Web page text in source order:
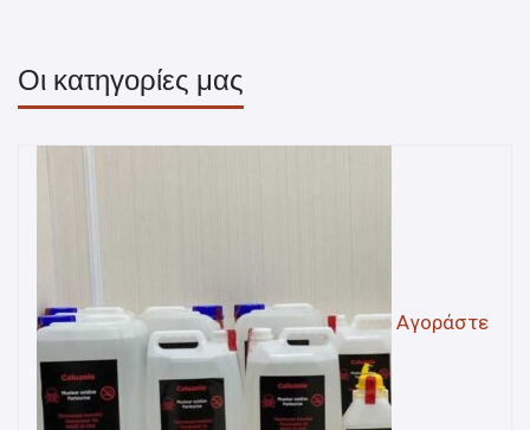
Οι κατηγορίες μας
Αγοράστε